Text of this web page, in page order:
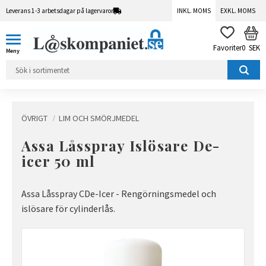
Leverans 1-3 arbetsdagar på lagervaror INKL. MOMS EXKL. MOMS
FAVORITER
0 SEK
ÖVRIGT LIM OCH SMÖRJMEDEL
Assa Låsspray Islösare De-
icer 50 ml
Assa Låsspray CDe-Icer - Rengörningsmedel och
islösare för cylinderlås.